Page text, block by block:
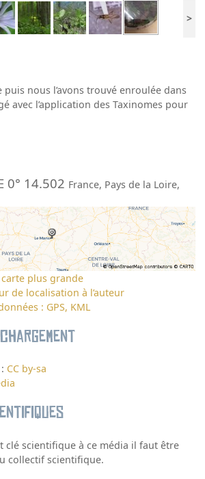
>
puis nous l’avons trouvé enroulée dans
avec l’application des Taxinomes pour
0° 14.502 France, Pays de la Loire,
plus grande
de localisation à l’auteur
: GPS, KML
CC by-sa
clé scientifique à ce média il faut être
collectif scientifique.